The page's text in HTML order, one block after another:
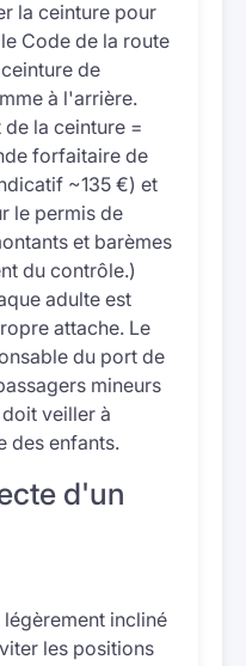
la ceinture pour
Code de la route
de
à l'arrière.
la ceinture =
forfaitaire de
~135 €) et
le permis de
et barèmes
du contrôle.)
adulte est
attache. Le
du port de
mineurs
veiller à
des enfants.
d'un
incliné
les positions